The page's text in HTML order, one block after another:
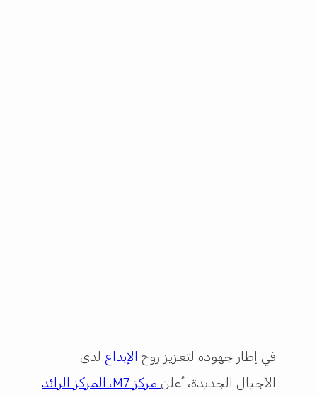
في إطار جهوده لتعزيز روحالإبداعلدى
الأجيال الجديدة، أعلن
مركز M7، المركز الرائد